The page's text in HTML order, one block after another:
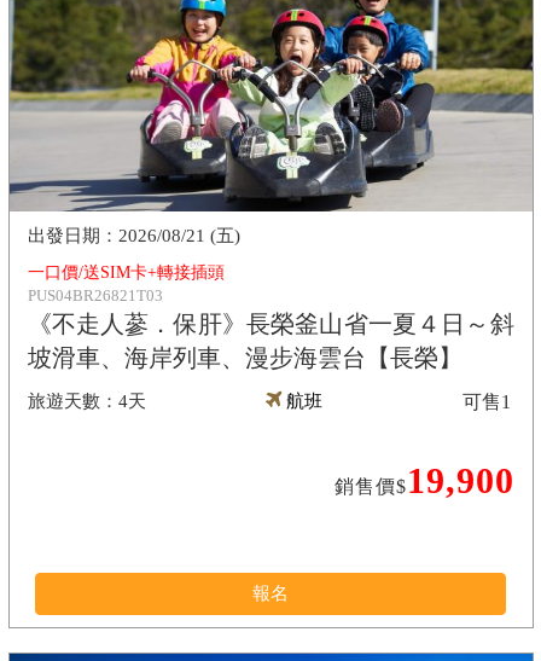
一口價/送SIM卡+轉接插頭
PUS04BR26821T03
《不走人蔘．保肝》長榮釜山省一夏４日～斜
坡滑車、海岸列車、漫步海雲台【長榮】
4天
2026/08/21 (五)
航班
銷售價$19,900
可售1
報名